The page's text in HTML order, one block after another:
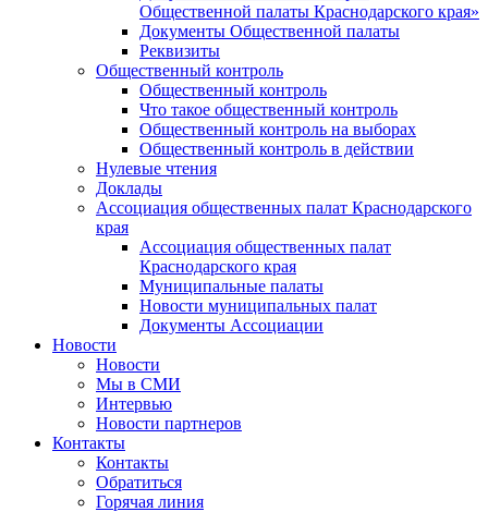
Общественной палаты Краснодарского края»
Документы Общественной палаты
Реквизиты
Общественный контроль
Общественный контроль
Что такое общественный контроль
Общественный контроль на выборах
Общественный контроль в действии
Нулевые чтения
Доклады
Ассоциация общественных палат Краснодарского
края
Ассоциация общественных палат
Краснодарского края
Муниципальные палаты
Новости муниципальных палат
Документы Ассоциации
Новости
Новости
Мы в СМИ
Интервью
Новости партнеров
Контакты
Контакты
Обратиться
Горячая линия